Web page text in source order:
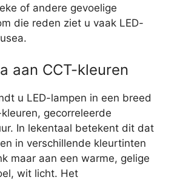
of andere gevoelige
die reden ziet u vaak LED-
aan CCT-kleuren
u LED-lampen in een breed
gecorreleerde
In lekentaal betekent dit dat
in verschillende kleurtinten
maar aan een warme, gelige
wit licht. Het